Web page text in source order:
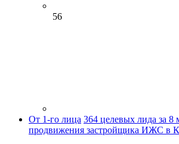
56
От 1-го лица 364 целевых лида за 8
продвижения застройщика ИЖС в